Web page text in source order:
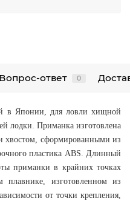
Вопрос-ответ 0
в Японии, для ловли хищной
лодки. Приманка изготовлена
хвостом, сформированными из
пластика ABS. Длинный
приманки в крайних точках
изготовленном из
от точки крепления,